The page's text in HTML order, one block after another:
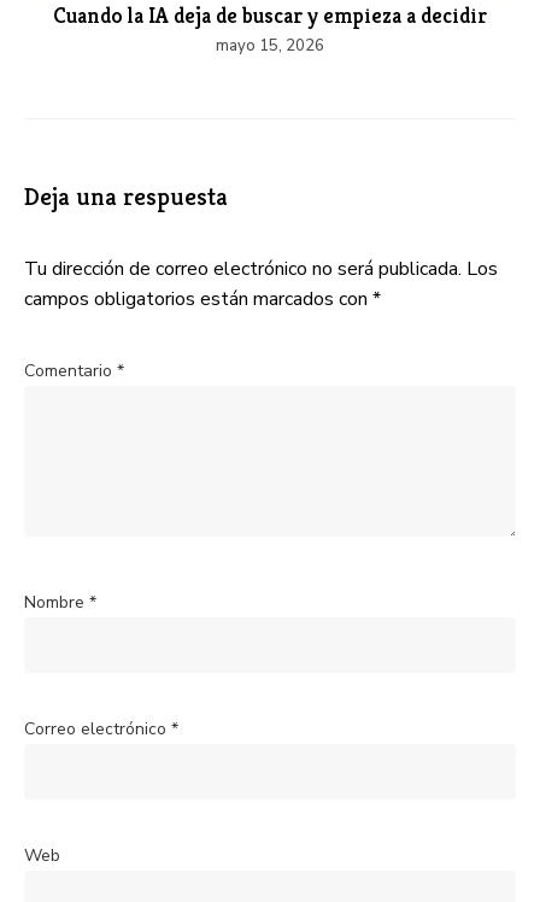
Cuando la IA deja de buscar y empieza a decidir
mayo 15, 2026
Deja una respuesta
Tu dirección de correo electrónico no será publicada. Los
campos obligatorios están marcados con *
Comentario *
Nombre *
Correo electrónico *
Web